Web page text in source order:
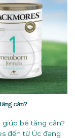
cân?
bé tăng cân?
đến từ Úc đang